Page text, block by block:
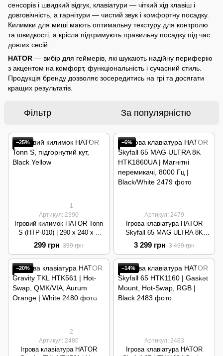
сенсорів і швидкий відгук, клавіатури — чіткий хід клавіш і
довговічність, а гарнітури — чистий звук і комфортну посадку.
Килимки для миші мають оптимальну текстуру для контролю
та швидкості, а крісла підтримують правильну посадку під час
довгих сесій.
HATOR — вибір для геймерів, які шукають надійну периферію
з акцентом на комфорт, функціональність і сучасний стиль.
Продукція бренду дозволяє зосередитись на грі та досягати
кращих результатів.
Фільтр За популярністю
−25%
1
Артикул: 2390
Ігровий килимок HATOR Tonn
S (HTP-010) | 290 x 240 x 3
мм, лазерна порізка |
Black/Yellow
299 грн 399 грн
−6%
Артикул: 2479
Ігрова клавіатура HATOR
Skyfall 65 MAG ULTRA 8K
HTK1860UA | Магнітні
перемикачі, 8000 Гц |
Black/White
3 299 грн 3 499 грн
−20%
2
Артикул: 2480
Ігрова клавіатура HATOR
−14%
Артикул: 2483
Ігрова клавіатура HATOR